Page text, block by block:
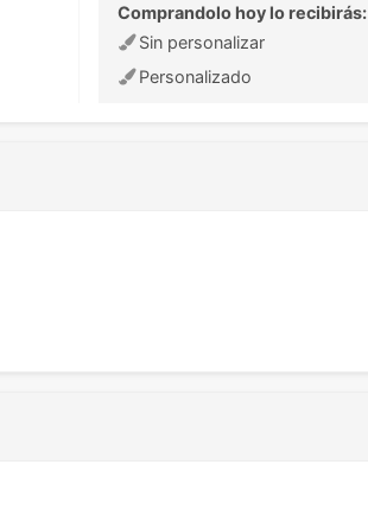
Comprandolo hoy lo recibirás:
Sin personalizar
Personalizado